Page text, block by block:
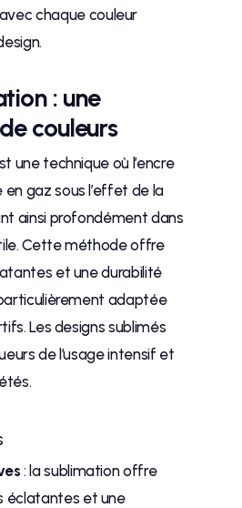
chaque couleur
: une
couleurs
une technique où l’encre
gaz sous l’effet de la
ainsi profondément dans
Cette méthode offre
et une durabilité
adaptée
Les designs sublimés
de l’usage intensif et
: la sublimation offre
éclatantes et une